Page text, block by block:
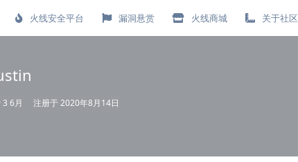
火线安全平台 漏洞悬赏 火线商城 关于社区
3 6月 注册于2020年8月14日